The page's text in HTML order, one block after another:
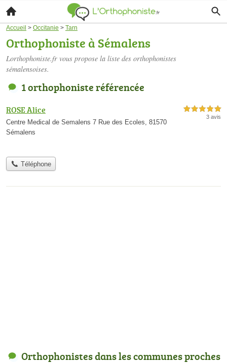
Accueil > Occitanie > Tarn
Orthophoniste à Sémalens
Lorthophoniste.fr vous propose la liste des orthophonistes
sémalensoises.
1 orthophoniste référencée
ROSE Alice
Centre Medical de Semalens 7 Rue des Ecoles, 81570
Sémalens
5,0 étoiles sur 5
3 avis
Téléphone
Orthophonistes dans les communes proches